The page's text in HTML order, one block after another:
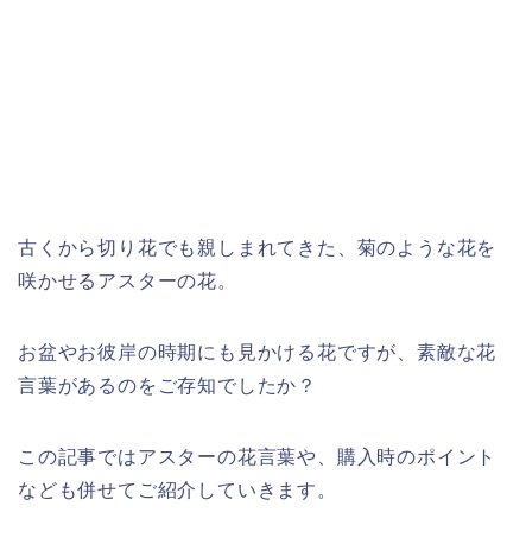
古くから切り花でも親しまれてきた、菊のような花を
咲かせるアスターの花。
お盆やお彼岸の時期にも見かける花ですが、素敵な花
言葉があるのをご存知でしたか？
この記事ではアスターの花言葉や、購入時のポイント
なども併せてご紹介していきます。